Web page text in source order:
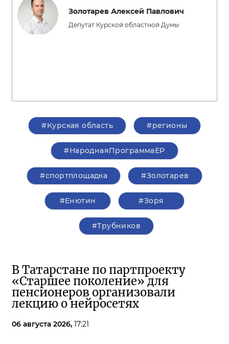
Золотарев Алексей Павлович
Депутат Курской областной Думы
#Курская область #регионы
#НароднаяПрограммаЕР
#спортплощадка #Золотарев
#Енютин #Зоря
#Трубников
В Татарстане по партпроекту
«Старшее поколение» для
пенсионеров организовали
лекцию о нейросетях
06 августа 2026, 17:21